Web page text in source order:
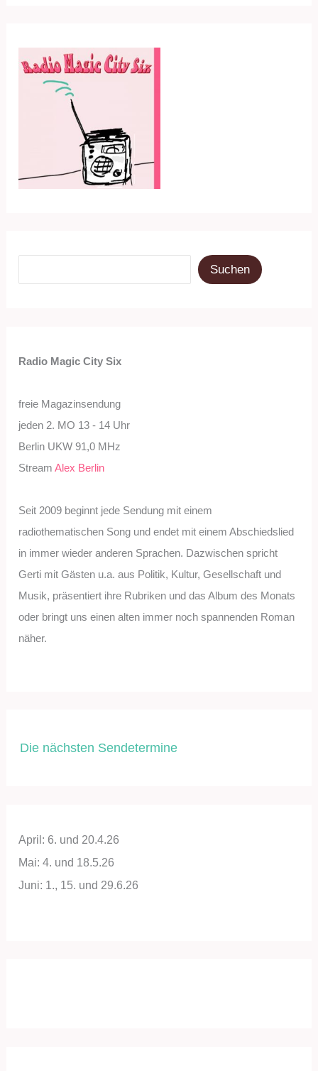
17.7.23
Suchen
Radio Magic City Six
freie Magazinsendung
jeden 2. MO 13 - 14 Uhr
Berlin UKW 91,0 MHz
StreamAlex Berlin
Seit 2009 beginnt jede Sendung mit einem
radiothematischen Song und endet mit einem Abschiedslied
in immer wieder anderen Sprachen. Dazwischen spricht
Gerti mit Gästen u.a. aus Politik, Kultur, Gesellschaft und
Musik, präsentiert ihre Rubriken und das Album des Monats
oder bringt uns einen alten immer noch spannenden Roman
näher.
Die nächsten Sendetermine
April: 6. und 20.4.26
Mai: 4. und 18.5.26
Juni: 1., 15. und 29.6.26